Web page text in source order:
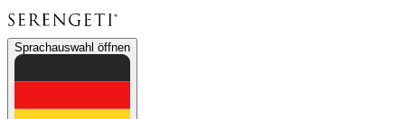
Sprachauswahl öffnen